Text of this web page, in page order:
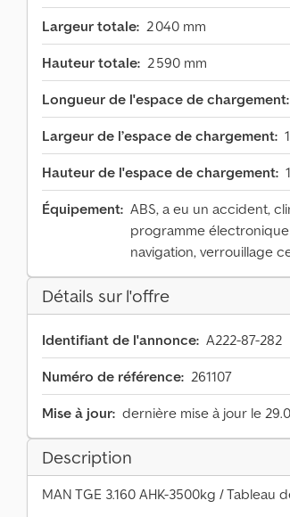
Largeur totale: 2 040 mm
Hauteur totale: 2 590 mm
Longueur de l'espace de chargement:
Largeur de l’espace de chargement:
Hauteur de l'espace de chargement:
Équipement: ABS, a eu un accident,
programme électronique
navigation, verrouillage
Détails sur l'offre
Identifiant de l'annonce: A222-87-282
Numéro de référence: 261107
Mise à jour: dernière mise à jour le
Description
MAN TGE 3.160 AHK-3500kg /